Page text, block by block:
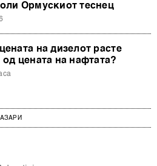
Ормускиот теснец
на дизелот расте
од цената на нафтата?